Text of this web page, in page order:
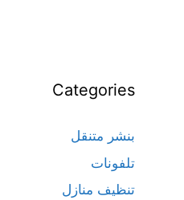
Categories
بنشر متنقل
تلفونات
تنظيف منازل